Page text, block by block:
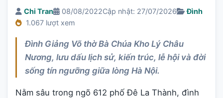
Chi Tran 08/08/2022Cập nhật: 27/07/2026
Đình
1.067 lượt xem
Đình Giảng Võ thờ Bà Chúa Kho Lý Châu
Nương, lưu dấu lịch sử, kiến trúc, lễ hội và đời
sống tín ngưỡng giữa lòng Hà Nội.
Nằm sâu trong ngõ 612 phố Đê La Thành, đình